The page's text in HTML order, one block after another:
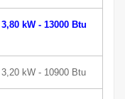
3,80 kW - 13000 Btu
3,20 kW - 10900 Btu